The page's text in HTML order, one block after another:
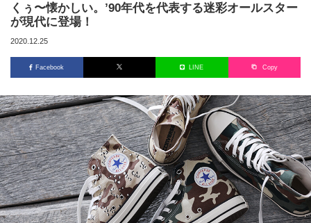
くぅ〜懐かしい。’90年代を代表する迷彩オールスター
が現代に登場！
2020.12.25
Facebook LINE Copy